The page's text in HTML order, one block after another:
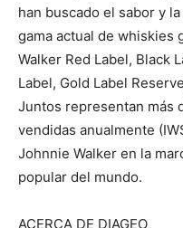
han buscado el sabor y
gama actual de whiskies
Walker Red Label, Black
Label, Gold Label
Juntos representan más
vendidas anualmente
Johnnie Walker en la
popular del mundo.
ACERCA DE DIAGEO